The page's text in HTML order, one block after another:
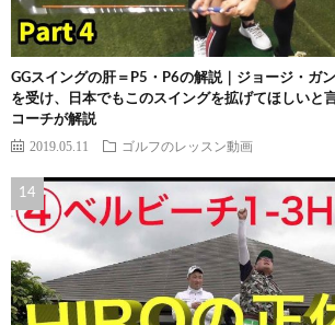
GGスイングの肝＝P5・P6の解説｜ジョージ・ガ
を受け、日本でもこのスイングを拡げてほしいと
コーチが解説
2019.05.11 ゴルフのレッスン動画